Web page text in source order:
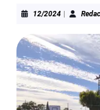
12/202412/2024